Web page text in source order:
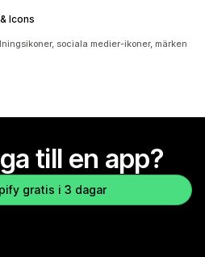
Icons
sociala medier-ikoner, märken
till en app?
gratis i 3 dagar